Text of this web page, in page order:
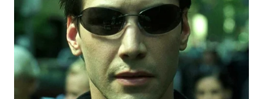
WAHANA
WAHANA
TANI